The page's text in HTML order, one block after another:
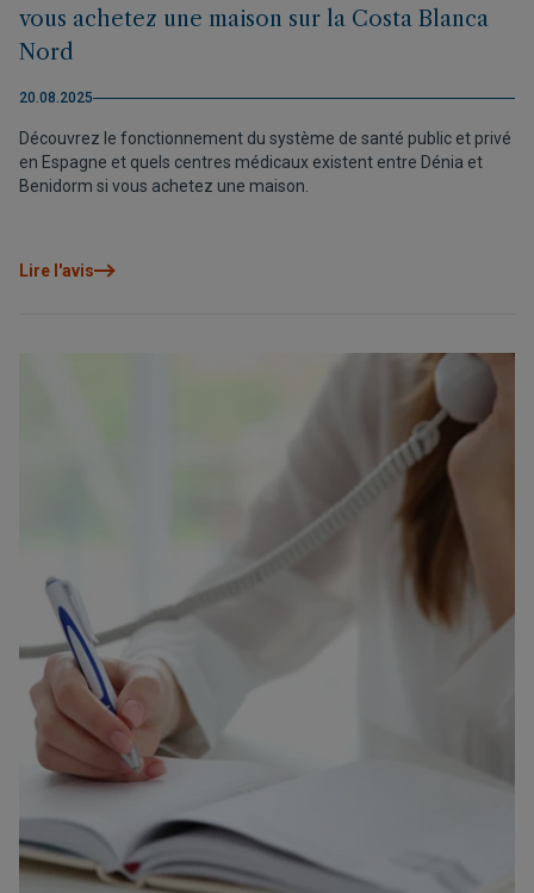
vous achetez une maison sur la Costa Blanca
Nord
20.08.2025
Découvrez le fonctionnement du système de santé public et privé
en Espagne et quels centres médicaux existent entre Dénia et
Benidorm si vous achetez une maison.
Lire l'avis